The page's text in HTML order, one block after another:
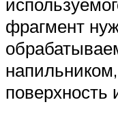
фрагмент
поверхность